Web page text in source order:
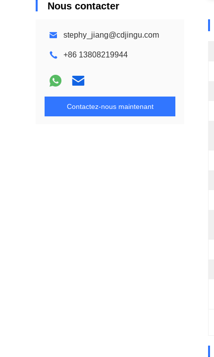
Nous contacter
stephy_jiang@cdjingu.com
+86 13808219944
Contactez-nous maintenant